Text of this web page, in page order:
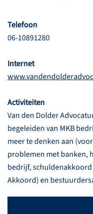
Telefoon
06-10891280
Internet
Activiteiten
Van den Dolder
begeleiden van MKB
meer te denken aan
problemen met banken,
bedrijf,
Akkoord) en